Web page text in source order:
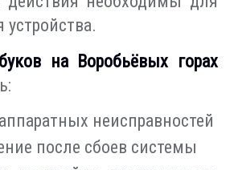
устройства.
на Воробьёвых горах
неисправностей
после сбоев системы